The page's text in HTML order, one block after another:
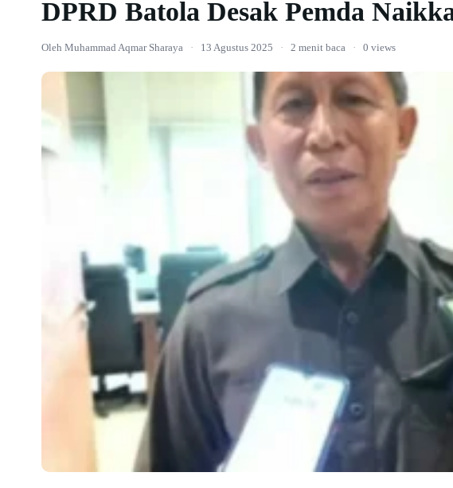
DPRD Batola Desak Pemda
Oleh Muhammad Aqmar Sharaya · 13 Agustus 2025 · 2 menit baca · 0 views